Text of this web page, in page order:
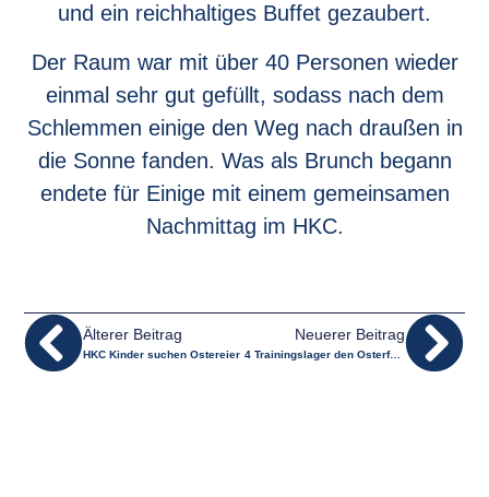
und ein reichhaltiges Buffet gezaubert.
Der Raum war mit über 40 Personen wieder
einmal sehr gut gefüllt, sodass nach dem
Schlemmen einige den Weg nach draußen in
die Sonne fanden. Was als Brunch begann
endete für Einige mit einem gemeinsamen
Nachmittag im HKC.
Älterer Beitrag
HKC Kinder suchen Ostereier
Neuerer Beitrag
4 Trainingslager den Osterferien